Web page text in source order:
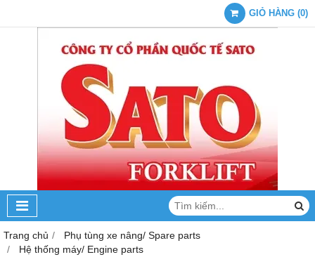
GIỎ HÀNG (0)
Trang chủ
Phụ tùng xe nâng/ Spare parts
Hệ thống máy/ Engine parts